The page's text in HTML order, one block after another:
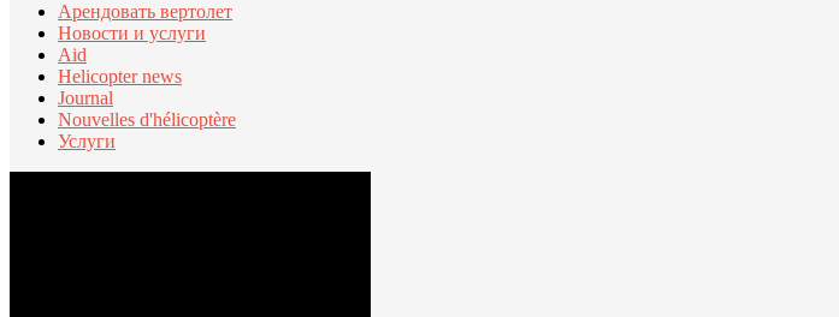
Арендовать вертолет
Новости и услуги
Aid
Helicopter news
Journal
Nouvelles d'hélicoptère
Услуги